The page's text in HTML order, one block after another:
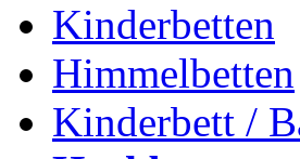
Kinderbetten
Himmelbetten
Kinderbett /